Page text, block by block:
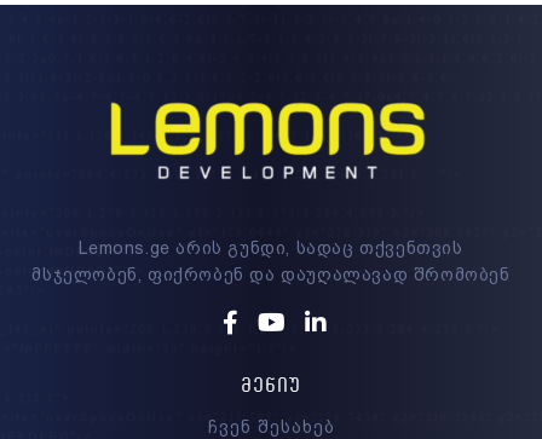
Lemons.ge არის გუნდი, სადაც თქვენთვის
მსჯელობენ, ფიქრობენ და დაუღალავად შრომობენ
ᲛᲔᲜᲘᲣ
ჩვენ შესახებ